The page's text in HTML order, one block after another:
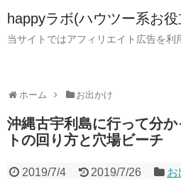
happyラボ(ハウツー系お役
当サイトではアフィリエイト広告を利
ホーム お出かけ
沖縄古宇利島に行って分
トの回り方と穴場ビーチ
2019/7/4 2019/7/26 お